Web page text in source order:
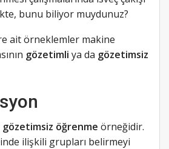
bunu biliyor muydunuz?
ait örneklemler makine
gözetimli ya da gözetimsiz
gözetimsiz öğrenme örneğidir.
ilişkili grupları belirmeyi